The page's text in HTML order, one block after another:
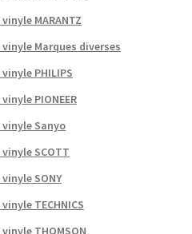
MARANTZ
Marques diverses
PHILIPS
PIONEER
Sanyo
SCOTT
SONY
TECHNICS
THOMSON